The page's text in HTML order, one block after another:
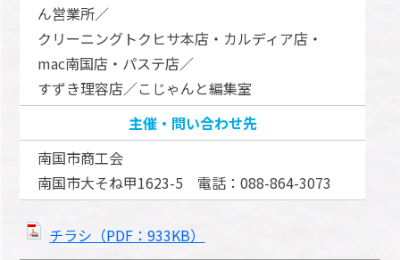
ん営業所／
クリーニングトクヒサ本店・カルディア店・
mac南国店・パステ店／
すずき理容店／こじゃんと編集室
主催・問い合わせ先
南国市商工会
南国市大そね甲1623-5 電話：088-864-3073
チラシ（PDF：933KB）